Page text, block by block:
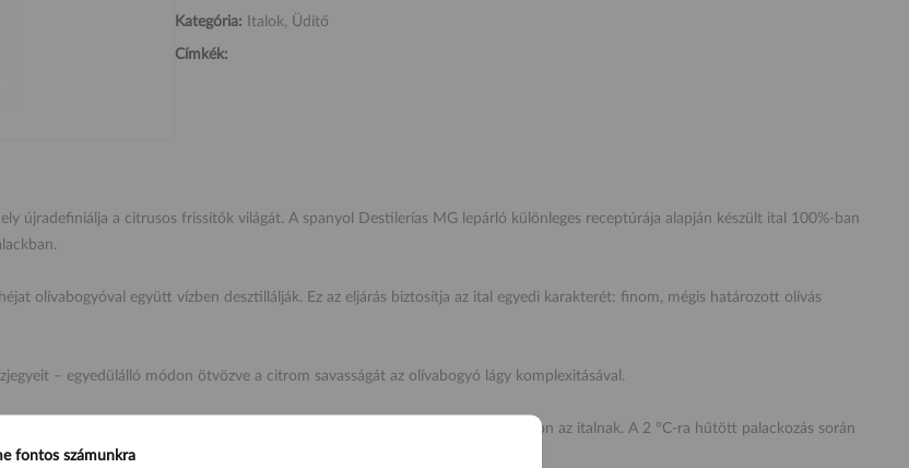
Kategória: Italok, Üdítő
Címkék:
újradefiniálja a citrusos frissítők világát. A spanyol Destilerías MG lepárló különleges receptúrája alapján készült ital 100%-ban
olívabogyóval együtt vízben desztillálják. Ez az eljárás biztosítja az ital egyedi karakterét: finom, mégis határozott olívás
– egyedülálló módon ötvözve a citrom savasságát az olívabogyó lágy komplexitásával.
tisztítanak meg, hogy teljesen íztelen, de kristálytiszta alapot biztosítson az italnak. A 2 °C-ra hűtött palackozás során
fontos számunkra